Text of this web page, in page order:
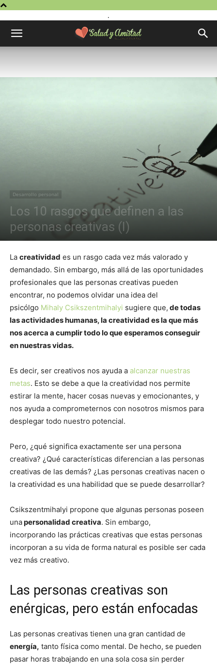
.
Desarrollo personal
Los 10 rasgos que definen a las
personas creativas (I)
La creatividad es un rasgo cada vez más valorado y
demandado. Sin embargo, más allá de las oportunidades
profesionales que las personas creativas pueden
encontrar, no podemos olvidar una idea del
psicólgo Mihaly Csikszentmihalyi sugiere que, de todas
las actividades humanas, la creatividad es la que más
nos acerca a cumplir todo lo que esperamos conseguir
en nuestras vidas.
Es decir, ser creativos nos ayuda a alcanzar nuestras
metas. Esto se debe a que la creatividad nos permite
estirar la mente, hacer cosas nuevas y emocionantes, y
nos ayuda a comprometernos con nosotros mismos para
desplegar todo nuestro potencial.
Pero, ¿qué significa exactamente ser una persona
creativa? ¿Qué características diferencian a las personas
creativas de las demás? ¿Las personas creativas nacen o
la creatividad es una habilidad que se puede desarrollar?
Csikszentmihalyi propone que algunas personas poseen
unapersonalidad creativa. Sin embargo,
incorporando las prácticas creativas que estas personas
incorporan a su vida de forma natural es posible ser cada
vez más creativo.
Las personas creativas son
enérgicas, pero están enfocadas
Las personas creativas tienen una gran cantidad de
energía, tanto física como mental. De hecho, se pueden
pasar horas trabajando en una sola cosa sin perder